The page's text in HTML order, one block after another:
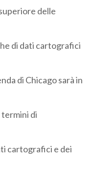
delle
di dati cartografici
di Chicago sarà in
di
cartografici e dei